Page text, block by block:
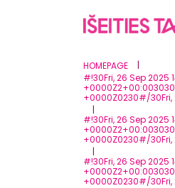
HOMEPAGE
|
#!30Fri, 26 Sep 2025
+0000Z0230#/30Fri,
|
#!30Fri, 26 Sep 2025
+0000Z0230#/30Fri,
|
#!30Fri, 26 Sep 2025
+0000Z0230#/30Fri,